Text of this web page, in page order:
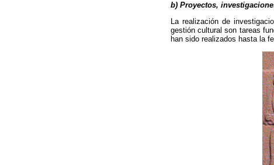
b) Proyectos,
La realización de
gestión cultural son tareas
han sido realizados hasta la